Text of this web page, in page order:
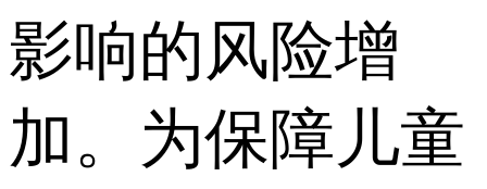
影响的风险增
加。为保障儿童